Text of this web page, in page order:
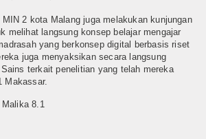
2 kota Malang juga melakukan kunjungan
melihat langsung konsep belajar mengajar
yang berkonsep digital berbasis riset
juga menyaksikan secara langsung
terkait penelitian yang telah mereka
Makassar.
8.1